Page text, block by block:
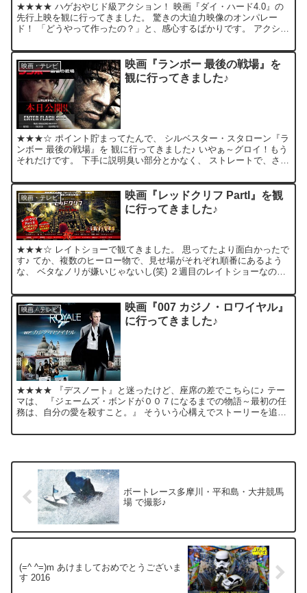
★★★★ ハゲおやじド級アクション！ 映画『ダイ・ハード4.0』の
先行上映を観に行ってきました。 驚きの大迫力映像のオンパレー
ド！ 「どうやって作ったの？」と、感心するばかりです。 アクショ
映画・テレビ
映画『ランボー 最後の戦場』を
観に行ってきました♪
★★★☆ ポイント貯まってたんで、 シルベスター・スタローン『ラ
ンボー 最後の戦場』を 観に行ってきました♪ いやぁ～グロイ！もう
それだけです。 下手に説明臭い部分とかなく、 ストレートで、さわ
映画・テレビ
映画『レッドクリフ PartI』を観
に行ってきました♪
★★★☆ レイトショーで観てきました。 思ってたより面白かったで
す♪ てか、複数のヒーロー物で、見せ場がそれぞれ順番にあるよう
な、 ベタなノリが嫌いじゃないし(笑) ２週目のレイトショーなの
映画・テレビ
映画『007 カジノ・ロワイヤル』
に行ってきました♪
★★★★ 『デスノート』と迷ったけど、座席の差でこちらに♪ テー
マは、 『ジェームズ・ボンドが００７になるまでの物語～最初の任
務は、自分の愛を殺すこと。』 そういう心構えでストーリーを追う
ボートレース多摩川・平和島・大井競馬
場 で撮影♪
(=^ ^=)m あけましておめでとうございま
す 2016